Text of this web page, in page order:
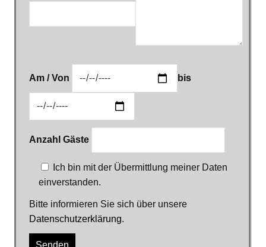
Am / Von bis
Anzahl Gäste
Ich bin mit der Übermittlung meiner Daten
einverstanden.
Bitte informieren Sie sich über unsere
Datenschutzerklärung.